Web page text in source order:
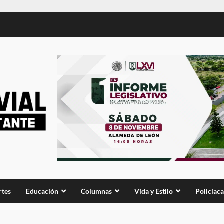
Educación Columnas Vida y Estilo Policíaca